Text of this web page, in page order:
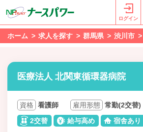
ログイン
ホーム 求人を探す 群馬県 渋川市
医療法人 北関東循環器病院
資格 看護師 雇用形態 常勤(2交替)
2交替
給与高め 宿舎あり